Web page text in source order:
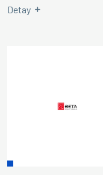
Detay